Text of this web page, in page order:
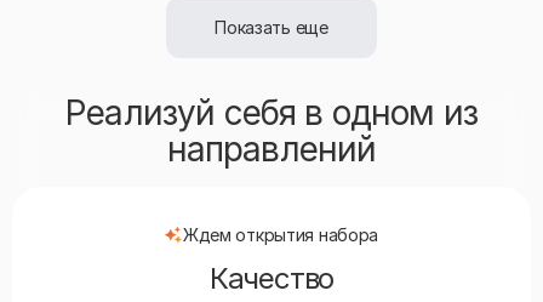
Показать еще
Реализуй себя в одном из
направлений
Качество
Ждем открытия набора